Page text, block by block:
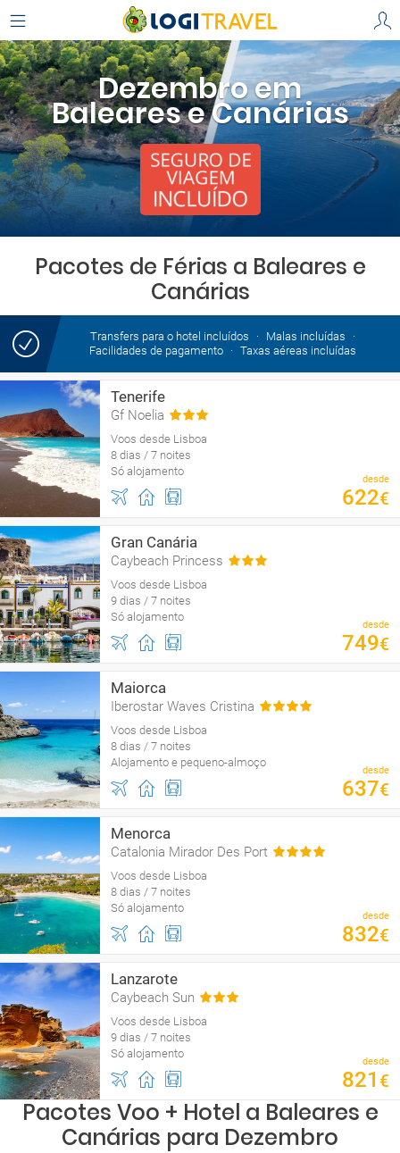
Dezembro em
Baleares e Canárias
Pacotes de Férias a Baleares e
Canárias
Transfers para o hotel incluídos
Malas incluídas
Facilidades de pagamento
Taxas aéreas incluídas
Tenerife
Gf Noelia
Voos desde Lisboa
8 dias / 7 noites
Só alojamento
desde
622€
Gran Canária
Caybeach Princess
Voos desde Lisboa
9 dias / 7 noites
Só alojamento
desde
749€
Maiorca
Iberostar Waves Cristina
Voos desde Lisboa
8 dias / 7 noites
Alojamento e pequeno-almoço
desde
637€
Menorca
Catalonia Mirador Des Port
Voos desde Lisboa
8 dias / 7 noites
Só alojamento
desde
832€
Lanzarote
Caybeach Sun
Voos desde Lisboa
9 dias / 7 noites
Só alojamento
desde
821 €
Pacotes Voo + Hotel a Baleares e
Canárias para Dezembro